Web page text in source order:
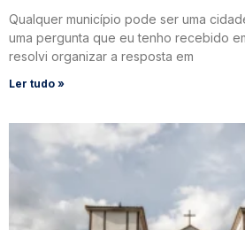
Qualquer município pode ser uma
uma pergunta que eu tenho recebido
resolvi organizar a resposta em
Ler tudo »